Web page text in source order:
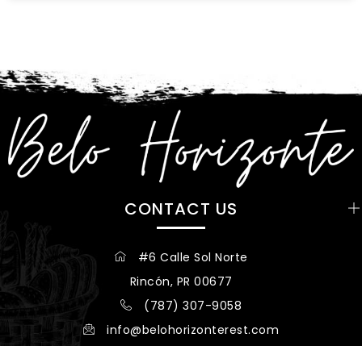
CONTACT US
#6 Calle Sol Norte
Rincón, PR 00677
(787) 307-9058
info@belohorizonterest.com